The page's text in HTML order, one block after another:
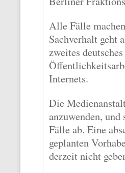
Alle Fälle
Sachverhalt geht
zweites
Internets.
Die
anzuwenden,
Fälle ab. Eine
geplanten
derzeit nicht